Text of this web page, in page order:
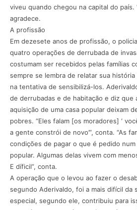
viveu quando chegou na capital do país.
agradece.
A profissão
Em dezesete anos de profissão, o
quatro operações de derrubada de
costumam ser recebidos pelas famílias
sempre se lembra de relatar sua
na tentativa de sensibilizá-los.
de derrubadas e de habitação e diz que
aquisição de uma casa popular deixam
pobres. “Eles falam [os moradores] ‘
a gente constrói de novo’”, conta. “As
condições de pagar o que é pedido
popular. Algumas delas vivem com
E díficil”, conta.
A operação que o levou ao fazer o
segundo Aderivaldo, foi a mais difícil da
especial, segundo ele, contribuiu para